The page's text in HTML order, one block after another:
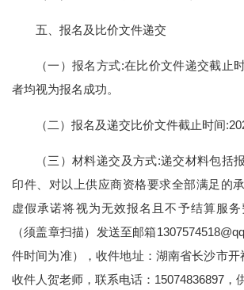
五、报名及比价文件递交
（一）报名方式:在比价文件递交截止
者均视为报名成功。
（二）报名及递交比价文件截止时间
（三）材料递交及方式:递交材料包括
印件、对以上供应商资格要求全部满足的
虚假承诺将视为无效报名且不予结算服
（须盖章扫描）发送至邮箱
件时间为准），收件地址：湖南省长沙市开
收件人贺老师，联系电话：15074836897，